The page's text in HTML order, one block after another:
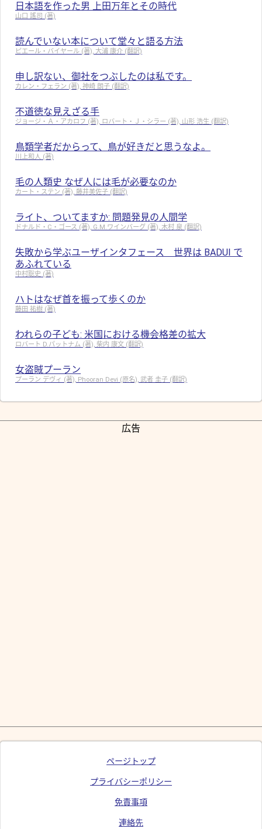
日本語を作った男 上田万年とその時代
山口 謠司 (著)
読んでいない本について堂々と語る方法
ピエール・バイヤール (著), 大浦 康介 (翻訳)
申し訳ない、御社をつぶしたのは私です。
カレン・フェラン (著), 神崎 朗子 (翻訳)
不道徳な見えざる手
ジョージ・Ａ・アカロフ (著), ロバート・Ｊ・シラー (著), 山形 浩生 (翻訳)
鳥類学者だからって、鳥が好きだと思うなよ。
川上和人 (著)
毛の人類史 なぜ人には毛が必要なのか
カート・ステン (著), 藤井美佐子 (翻訳)
ライト、ついてますか: 問題発見の人間学
ドナルド・C・ゴース (著), G.M.ワインバーグ (著), 木村 泉 (翻訳)
失敗から学ぶユーザインタフェース 世界は BADUI で
あふれている
中村聡史 (著)
ハトはなぜ首を振って歩くのか
藤田 祐樹 (著)
われらの子ども: 米国における機会格差の拡大
ロバート D.パットナム (著), 柴内 康文 (翻訳)
女盗賊プーラン
プーラン デヴィ (著), Phooran Devi (原名), 武者 圭子 (翻訳)
広告
ページトップ
プライバシーポリシー
免責事項
連絡先